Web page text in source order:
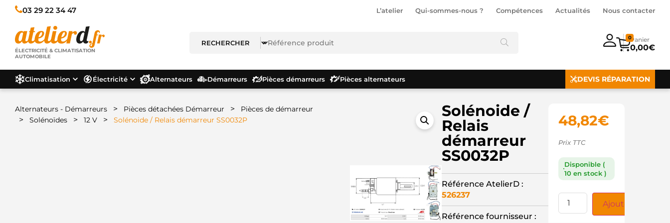
03 29 22 34 47 L’atelier Qui-sommes-nous ? Compétences Actualités Nous contacter
ÉLECTRICITÉ & CLIMATISATION
AUTOMOBILE
0,00€
0
Climatisation Électricité Alternateurs Démarreurs Pièces démarreurs Pièces alternateurs DEVIS RÉPARATION
Alternateurs - Démarreurs > Pièces détachées Démarreur > Pièces de démarreur
> Solénoïdes > 12 V > Solénoide / Relais démarreur SS0032P
Solénoide /
Relais
démarreur
SS0032P
Référence AtelierD :
526237
Référence fournisseur :
48,82€
Prix TTC
Disponible (
10 en stock )
Ajouter au